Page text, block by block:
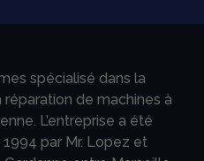
spécialisé dans la
de machines à
L’entreprise a été
par Mr. Lopez et